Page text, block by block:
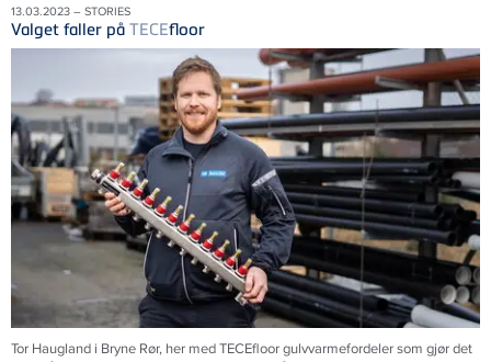
13.03.2023 – STORIES
Valget faller på TECEfloor
Tor Haugland i Bryne Rør, her med TECEfloor gulvvarmefordeler som gjør det